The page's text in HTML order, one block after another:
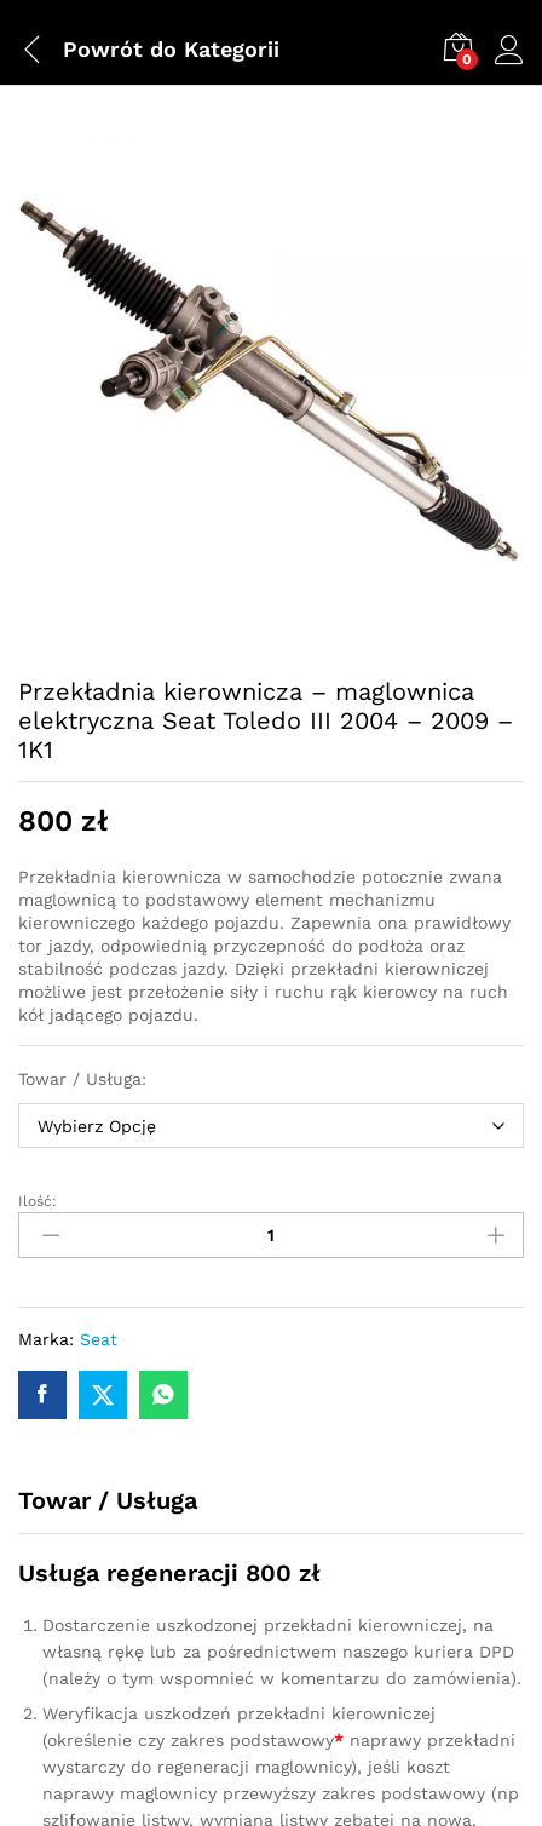
Powrót do Kategorii 0
Przekładnia kierownicza – maglownica
elektryczna Seat Toledo III 2004 – 2009 –
1K1
800 zł
Przekładnia kierownicza w samochodzie potocznie zwana
maglownicą to podstawowy element mechanizmu
kierowniczego każdego pojazdu. Zapewnia ona prawidłowy
tor jazdy, odpowiednią przyczepność do podłoża oraz
stabilność podczas jazdy. Dzięki przekładni kierowniczej
możliwe jest przełożenie siły i ruchu rąk kierowcy na ruch
kół jadącego pojazdu.
Towar / Usługa:
Przekładnia
kierownicza
-
elektryczna
Seat
2004
-
Ilość:
Marka: Seat
Towar / Usługa
Usługa regeneracji 800 zł
Dostarczenie uszkodzonej przekładni kierowniczej, na
własną rękę lub za pośrednictwem naszego kuriera DPD
(należy o tym wspomnieć w komentarzu do zamówienia).
Weryfikacja uszkodzeń przekładni kierowniczej
(określenie czy zakres podstawowy* naprawy przekładni
wystarczy do regeneracji maglownicy), jeśli koszt
naprawy maglownicy przewyższy zakres podstawowy (np
szlifowanie listwy, wymiana listwy zębatej na nową,